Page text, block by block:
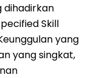
dihadirkan
Skill
yang
yang singkat,